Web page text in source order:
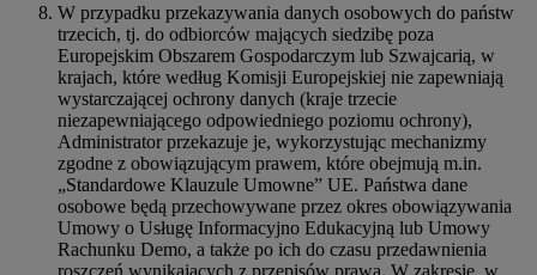
W przypadku przekazywania danych osobowych do państw
trzecich, tj. do odbiorców mających siedzibę poza
Europejskim Obszarem Gospodarczym lub Szwajcarią, w
krajach, które według Komisji Europejskiej nie zapewniają
wystarczającej ochrony danych (kraje trzecie
niezapewniającego odpowiedniego poziomu ochrony),
Administrator przekazuje je, wykorzystując mechanizmy
zgodne z obowiązującym prawem, które obejmują m.in.
„Standardowe Klauzule Umowne” UE. Państwa dane
osobowe będą przechowywane przez okres obowiązywania
Umowy o Usługę Informacyjno Edukacyjną lub Umowy
Rachunku Demo, a także po ich do czasu przedawnienia
roszczeń wynikających z przepisów prawa. W zakresie, w